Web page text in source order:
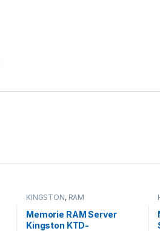
KINGSTON, RAM
Memorie RAM Server
Kingston KTD-